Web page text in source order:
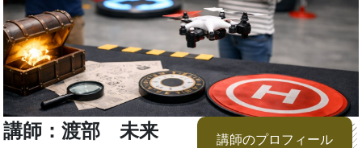
講師：渡部 未来 講師のプロフィール